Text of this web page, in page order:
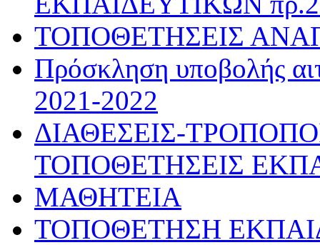
ΤΟΠΟΘΕΤΗΣΕΙΣ
Πρόσκληση υποβολής
2021-2022
ΔΙΑΘΕΣΕΙΣ-
ΤΟΠΟΘΕΤΗΣΕΙΣ
ΜΑΘΗΤΕΙΑ
ΤΟΠΟΘΕΤΗΣΗ